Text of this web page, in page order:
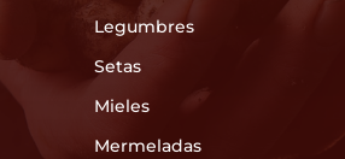
Legumbres
Setas
Mieles
Mermeladas